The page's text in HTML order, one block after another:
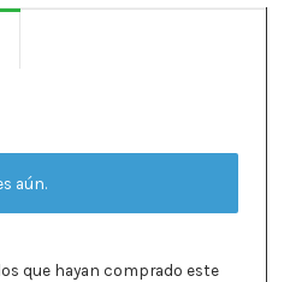
A Más
aún.
que hayan comprado este